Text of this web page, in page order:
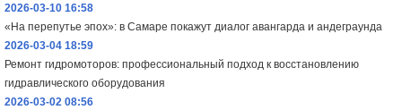
2026-03-10 16:58
«На перепутье эпох»: в Самаре покажут диалог авангарда и андеграунда
2026-03-04 18:59
Ремонт гидромоторов: профессиональный подход к восстановлению
гидравлического оборудования
2026-03-02 08:56